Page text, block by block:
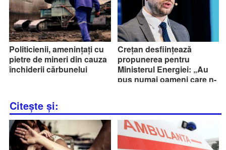
Politicienii, amenințați cu
pietre de mineri din cauza
închiderii cărbunelui
Crețan desființează
propunerea pentru
Ministerul Energiei: „Au
pus numai oameni care n-
Citește și: